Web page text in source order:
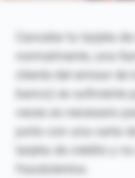
Cancelar tu tarjeta
normalmente, una
cliente del emisor
banco) es suficiente
veces es necesario
junto con una carta
tarjeta de crédito y
fraudulentos.